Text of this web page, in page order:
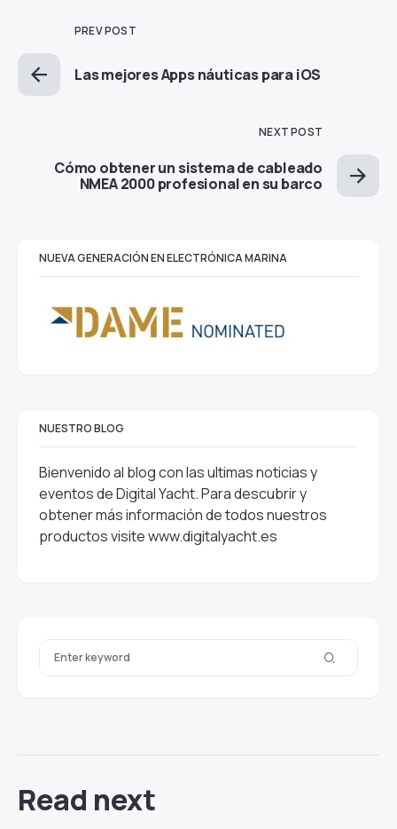
PREV POST
Las mejores Apps náuticas para iOS
NEXT POST
Cómo obtener un sistema de cableado
NMEA 2000 profesional en su barco
NUEVA GENERACIÓN EN ELECTRÓNICA MARINA
NUESTRO BLOG
Bienvenido al blog con las ultimas noticias y
eventos de Digital Yacht. Para descubrir y
obtener más información de todos nuestros
productos visitewww.digitalyacht.es
Read next